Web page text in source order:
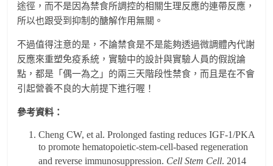
途徑，而不是因為禁食所調控的相關生理反應的連帶反應，
所以也跟受到抑制的醣解作用無關。
不過值得注意的是，不論禁食是不是能夠透過微調體內代謝
反應來重塑免疫系統，實驗中的設計與實驗人員的假說論
點，都是「偶一為之」的兩三天階段性禁食，而且是在不會
引起營養不良的大前提下進行喔！
參考資料：
Cheng CW, et al. Prolonged fasting reduces IGF-1/PKA
to promote hematopoietic-stem-cell-based regeneration
and reverse immunosuppression. Cell Stem Cell. 2014